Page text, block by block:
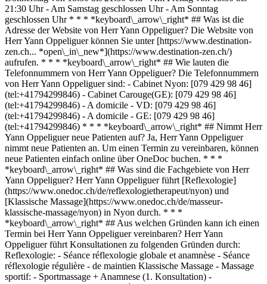
21:30 Uhr - Am Samstag geschlossen Uhr - Am Sonntag
geschlossen Uhr * * * *keyboard\_arrow\_right* ## Was ist die
Adresse der Website von Herr Yann Oppeliguer? Die Website von
Herr Yann Oppeliguer können Sie unter [https://www.destination-
zen.ch... *open\_in\_new*](https://www.destination-zen.ch/)
aufrufen. * * * *keyboard\_arrow\_right* ## Wie lauten die
Telefonnummern von Herr Yann Oppeliguer? Die Telefonnummern
von Herr Yann Oppeliguer sind: - Cabinet Nyon: [079 429 98 46]
(tel:+41794299846) - Cabinet Carouge(GE): [079 429 98 46]
(tel:+41794299846) - A domicile - VD: [079 429 98 46]
(tel:+41794299846) - A domicile - GE: [079 429 98 46]
(tel:+41794299846) * * * *keyboard\_arrow\_right* ## Nimmt Herr
Yann Oppeliguer neue Patienten auf? Ja, Herr Yann Oppeliguer
nimmt neue Patienten an. Um einen Termin zu vereinbaren, können
neue Patienten einfach online über OneDoc buchen. * * *
*keyboard\_arrow\_right* ## Was sind die Fachgebiete von Herr
Yann Oppeliguer? Herr Yann Oppeliguer führt [Reflexologie]
(https://www.onedoc.ch/de/reflexologietherapeut/nyon) und
[Klassische Massage](https://www.onedoc.ch/de/masseur-
klassische-massage/nyon) in Nyon durch. * * *
*keyboard\_arrow\_right* ## Aus welchen Gründen kann ich einen
Termin bei Herr Yann Oppeliguer vereinbaren? Herr Yann
Oppeliguer führt Konsultationen zu folgenden Gründen durch:
Reflexologie: - Séance réflexologie globale et anamnèse - Séance
réflexologie régulière - de maintien Klassische Massage - Massage
sportif: - Sportmassage + Anamnese (1. Konsultation) -